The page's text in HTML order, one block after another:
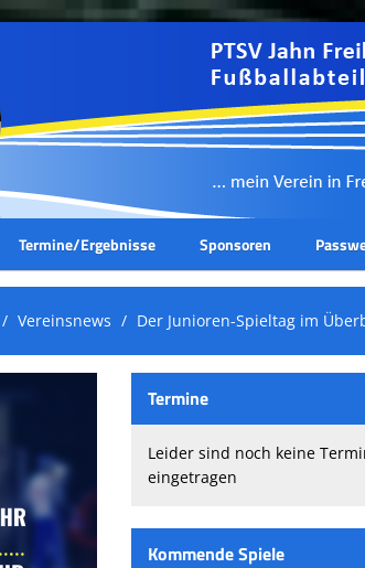
Termine/Ergebnisse Sponsoren
Vereinsnews Der Junioren-Spieltag im
Termine
Leider sind noch keine
eingetragen
Kommende Spiele